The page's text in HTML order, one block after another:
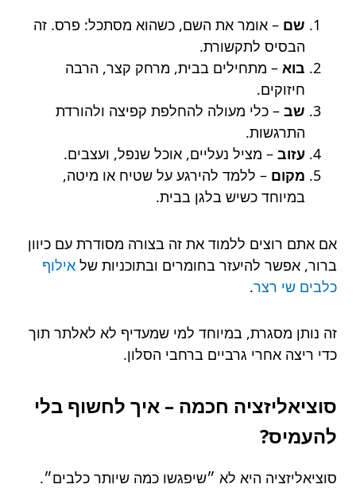
שם – אומר את השם, כשהוא מסתכל: פרס. זה
הבסיס לתקשורת.
בוא – מתחילים בבית, מרחק קצר, הרבה
חיזוקים.
שב – כלי מעולה להחלפת קפיצה ולהורדת
התרגשות.
עזוב – מציל נעליים, אוכל שנפל, ועצבים.
מקום – ללמד להירגע על שטיח או מיטה,
במיוחד כשיש בלגן בבית.
אם אתם רוצים ללמוד את זה בצורה מסודרת עם כיוון
ברור, אפשר להיעזר בחומרים ובתוכניות של אילוף
כלבים שי רצר.
זה נותן מסגרת, במיוחד למי שמעדיף לא לאלתר תוך
כדי ריצה אחרי גרביים ברחבי הסלון.
סוציאליזציה חכמה – איך לחשוף בלי
להעמיס?
סוציאליזציה היא לא ״שיפגשו כמה שיותר כלבים״.